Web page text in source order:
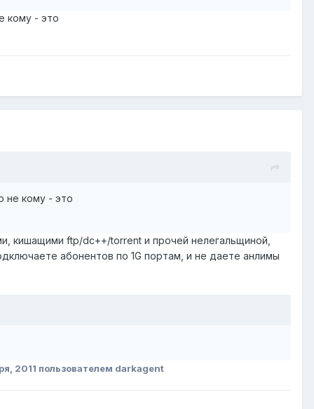
кому - это
не кому - это
кишащими ftp/dc++/torrent и прочей нелегальщиной,
абонентов по 1G портам, и не даете анлимы
2011 пользователем darkagent